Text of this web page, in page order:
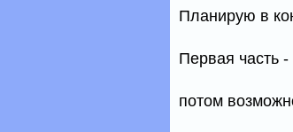
Планирую в
Первая часть
потом